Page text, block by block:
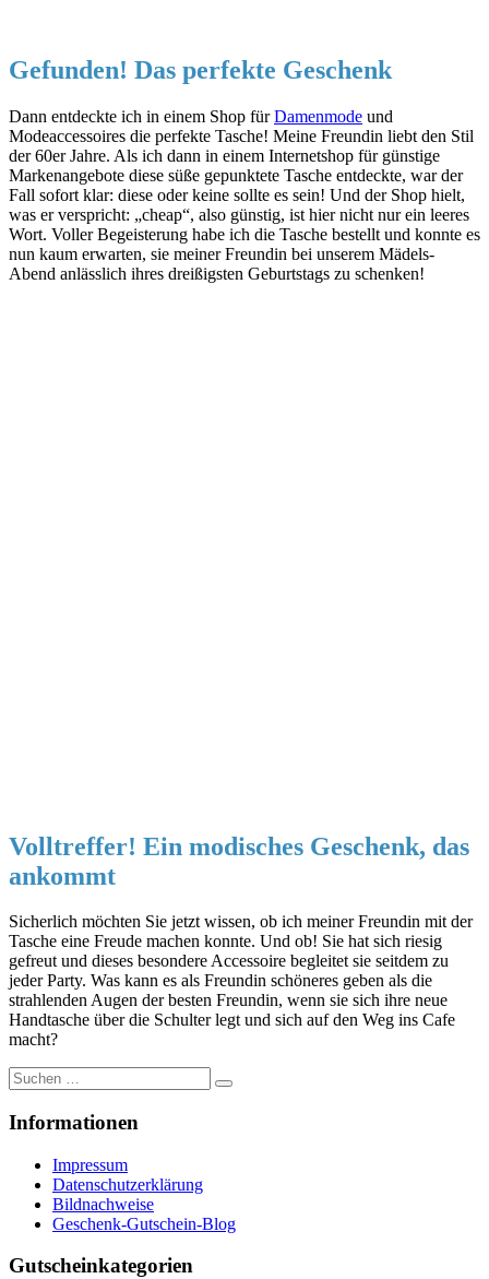
Gefunden! Das perfekte Geschenk
Dann entdeckte ich in einem Shop fürDamenmode und
Modeaccessoires die perfekte Tasche! Meine Freundin liebt den Stil
der 60er Jahre. Als ich dann in einem Internetshop für günstige
Markenangebote diese süße gepunktete Tasche entdeckte, war der
Fall sofort klar: diese oder keine sollte es sein! Und der Shop hielt,
was er verspricht: „cheap“, also günstig, ist hier nicht nur ein leeres
Wort. Voller Begeisterung habe ich die Tasche bestellt und konnte es
nun kaum erwarten, sie meiner Freundin bei unserem Mädels-
Abend anlässlich ihres dreißigsten Geburtstags zu schenken!
Volltreffer! Ein modisches Geschenk, das
ankommt
Sicherlich möchten Sie jetzt wissen, ob ich meiner Freundin mit der
Tasche eine Freude machen konnte. Und ob! Sie hat sich riesig
gefreut und dieses besondere Accessoire begleitet sie seitdem zu
jeder Party. Was kann es als Freundin schöneres geben als die
strahlenden Augen der besten Freundin, wenn sie sich ihre neue
Handtasche über die Schulter legt und sich auf den Weg ins Cafe
macht?
Suche
nach:
Informationen
Impressum
Datenschutzerklärung
Bildnachweise
Geschenk-Gutschein-Blog
Gutscheinkategorien